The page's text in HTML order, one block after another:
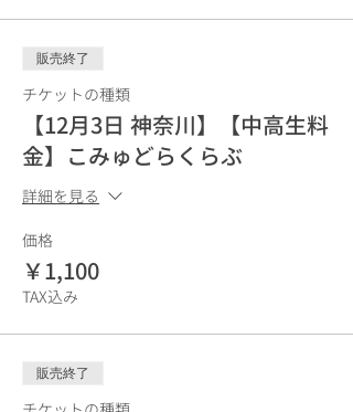
販売終了
チケットの種類
【12月3日 神奈川】【中高生料
金】こみゅどらくらぶ
詳細を見る
価格
￥1,100
TAX込み
販売終了